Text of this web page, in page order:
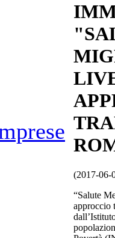
(2017-06-
“Salute
approccio